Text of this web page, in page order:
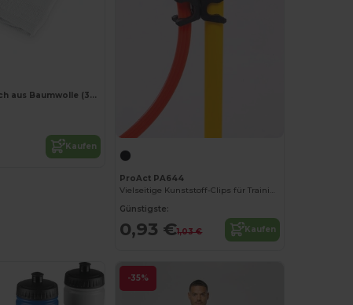
Sporthandtuch aus Baumwolle (380 g/m²)
Kaufen
ProAct PA644
Vielseitige Kunststoff-Clips für Trainingssets
Günstigste:
0,93 €1,03 € Kaufen
-35%